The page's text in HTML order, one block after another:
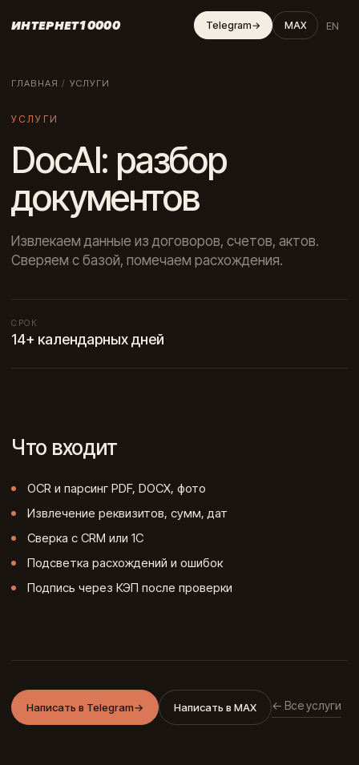
ИНТЕРНЕТ10000 Telegram→ MAX EN
ГЛАВНАЯ / УСЛУГИ
УСЛУГИ
DocAI: разбор
документов
Извлекаем данные из договоров, счетов, актов.
Сверяем с базой, помечаем расхождения.
СРОК
14+ календарных дней
Что входит
OCR и парсинг PDF, DOCX, фото
Извлечение реквизитов, сумм, дат
Сверка с CRM или 1С
Подсветка расхождений и ошибок
Подпись через КЭП после проверки
Написать в Telegram→ Написать в MAX ← Все услуги